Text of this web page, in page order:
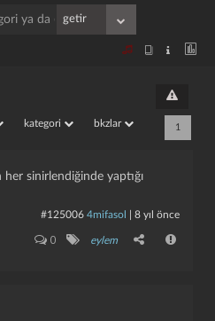
kategori bkzlar 1
her sinirlendiğinde yaptığı
#125006 4mifasol 8 yıl önce
0 eylem